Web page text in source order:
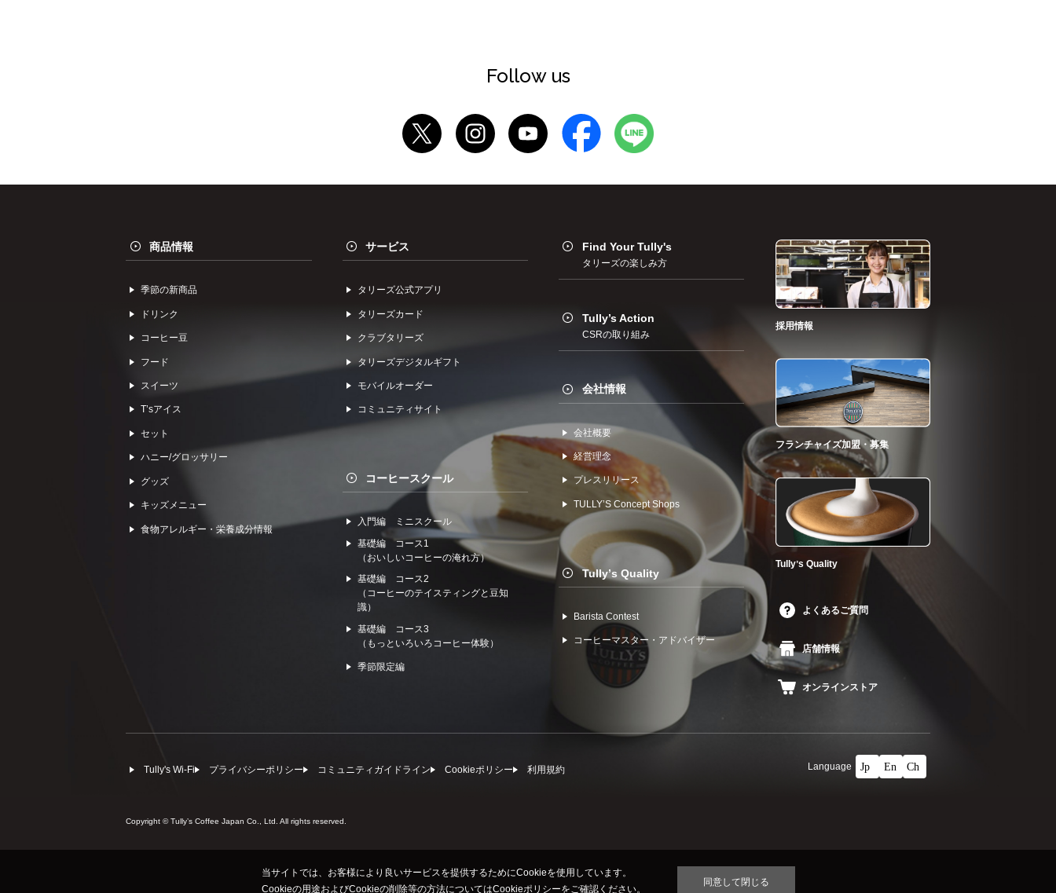
Follow us
商品情報
季節の新商品
ドリンク
コーヒー⾖
フード
スイーツ
Tʼsアイス
セット
ハニー/グロッサリー
グッズ
キッズメニュー
食物アレルギー・栄養成分情報
サービス
タリーズ公式アプリ
タリーズカード
クラブタリーズ
タリーズデジタルギフト
モバイルオーダー
コミュニティサイト
コーヒースクール
入門編 ミニスクール
基礎編 コース1
（おいしいコーヒーの淹れ方）
基礎編 コース2
（コーヒーのテイスティングと豆知
識）
基礎編 コース3
（もっといろいろコーヒー体験）
季節限定編
Find Your Tully's
タリーズの楽しみ方
Tully’s Action
CSRの取り組み
会社情報
会社概要
経営理念
プレスリリース
TULLYʼS Concept Shops
Tullyʼs Quality
Barista Contest
コーヒーマスター・アドバイザー
採用情報
フランチャイズ加盟・募集
Tullyʼs Quality
よくあるご質問
店舗情報
オンラインストア
Tully's Wi-Fi プライバシーポリシー コミュニティガイドライン Cookieポリシー 利⽤規約 Language
Copyright © Tullyʼs Coffee Japan Co., Ltd. All rights reserved.
当サイトでは、お客様により良いサービスを提供するためにCookieを使用しています。
Cookieの用途およびCookieの削除等の方法についてはCookieポリシーをご確認ください。
同意して閉じる